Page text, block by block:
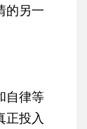
的另一
自律等
正投入